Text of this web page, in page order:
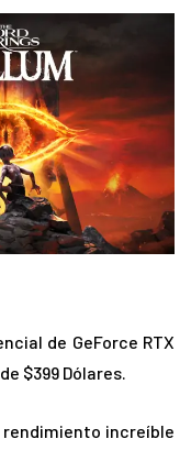
de GeForce RTX
$399 Dólares.
rendimiento increíble